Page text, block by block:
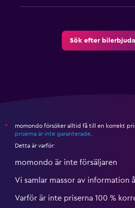
Sök efter
*
momondo försöker alltid få till en korrekt
priserna är inte garanterade
Detta är varför:
momondo är inte försäljaren
Vi samlar massor av information
Varför är inte priserna 100 %